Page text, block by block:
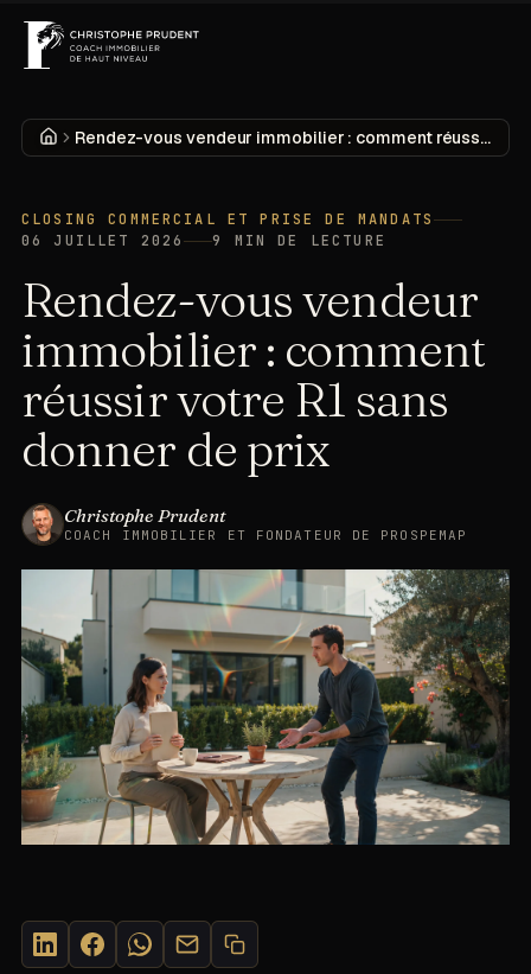
MENU
SUR CETTE PAGE
2026 · SASU MOMENTUM PULSE
Accueil Rendez-vous vendeur immobilier : comment réussir votre R1 sans donner de prix
CLOSING COMMERCIAL ET PRISE DE MANDATS
06 JUILLET 2026
9 MIN DE LECTURE
Rendez-vous vendeur
immobilier : comment
réussir votre R1 sans
donner de prix
Christophe Prudent
COACH IMMOBILIER ET FONDATEUR DE PROSPEMAP